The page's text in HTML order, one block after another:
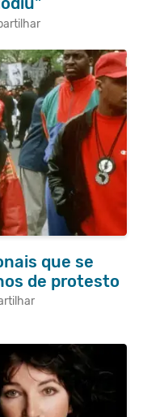
que se
de protesto